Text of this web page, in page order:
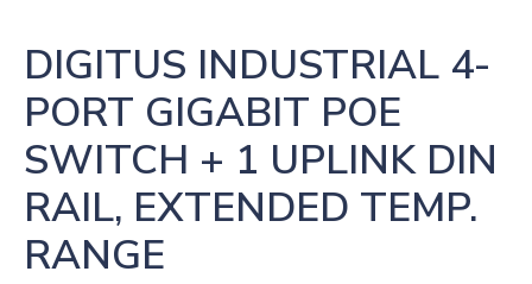
DIGITUS INDUSTRIAL 4-
PORT GIGABIT POE
SWITCH + 1 UPLINK DIN
RAIL, EXTENDED TEMP.
RANGE